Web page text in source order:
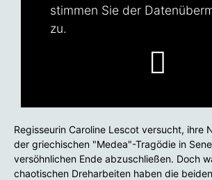
stimmen Sie der
zu.
Regisseurin Caroline Lescot versucht, ihre
der griechischen "Medea"-Tragödie in
versöhnlichen Ende abzuschließen. Doch
chaotischen Dreharbeiten haben die